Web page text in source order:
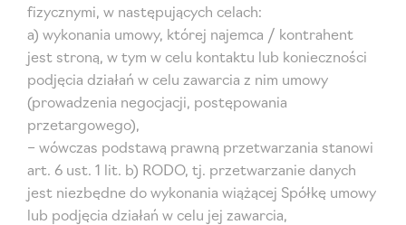
fizycznymi, w następujących celach:
a) wykonania umowy, której najemca / kontrahent
jest stroną, w tym w celu kontaktu lub konieczności
podjęcia działań w celu zawarcia z nim umowy
(prowadzenia negocjacji, postępowania
przetargowego),
– wówczas podstawą prawną przetwarzania stanowi
art. 6 ust. 1 lit. b) RODO, tj. przetwarzanie danych
jest niezbędne do wykonania wiążącej Spółkę umowy
lub podjęcia działań w celu jej zawarcia,